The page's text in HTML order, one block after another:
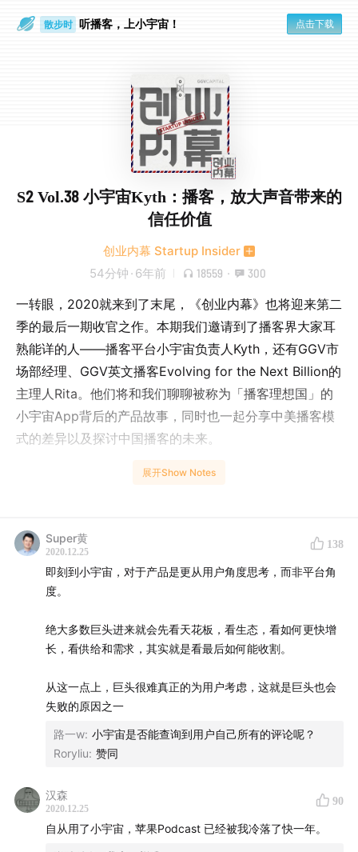
散步时 听播客，上小宇宙！ 点击下载
S2 Vol.38 小宇宙Kyth：播客，放大声音带来的
信任价值
创业内幕 Startup Insider
54分钟 · 6年前 18559 · 300
一转眼，2020就来到了末尾，《创业内幕》也将迎来第二
季的最后一期收官之作。本期我们邀请到了播客界大家耳
熟能详的人——播客平台小宇宙负责人Kyth，还有GGV市
场部经理、GGV英文播客Evolving for the Next Billion的
主理人Rita。他们将和我们聊聊被称为「播客理想国」的
小宇宙App背后的产品故事，同时也一起分享中美播客模
式的差异以及探讨中国播客的未来。
05:29 没有选择短视频而选择了做播客的原因是什么？
小宇宙——每一个播客都有他们自己的小世界
当商业巨头进入市场，如何面对未来巨大的挑战？
降低创作者门槛，让大家更容易做播客
小宇宙对于未来的播客生态有何相应的布局？
49:24 国内播客背后的广告系统与追踪算法需要被创造与
展开Show Notes
Super黄
2020.12.25
138
即刻到小宇宙，对于产品是更从用户角度思考，而非平台角
度。
绝大多数巨头进来就会先看天花板，看生态，看如何更快增
长，看供给和需求，其实就是看最后如何能收割。
从这一点上，巨头很难真正的为用户考虑，这就是巨头也会
失败的原因之一
路一w: 小宇宙是否能查询到用户自己所有的评论呢？
Roryliu: 赞同
汉森
2020.12.25
90
自从用了小宇宙，苹果Podcast 已经被我冷落了快一年。